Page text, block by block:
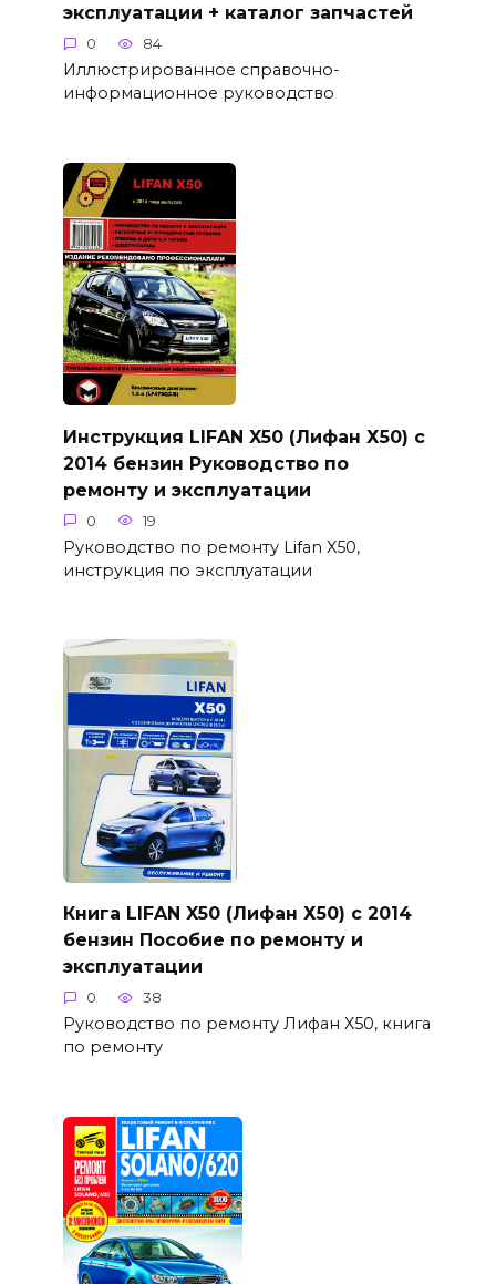
эксплуатации + каталог запчастей
0 84
Иллюстрированное справочно-
информационное руководство
Инструкция LIFAN X50 (Лифан Х50) с
2014 бензин Руководство по
ремонту и эксплуатации
0 19
Руководство по ремонту Lifan X50,
инструкция по эксплуатации
Книга LIFAN X50 (Лифан Х50) с 2014
бензин Пособие по ремонту и
эксплуатации
0 38
Руководство по ремонту Лифан Х50, книга
по ремонту